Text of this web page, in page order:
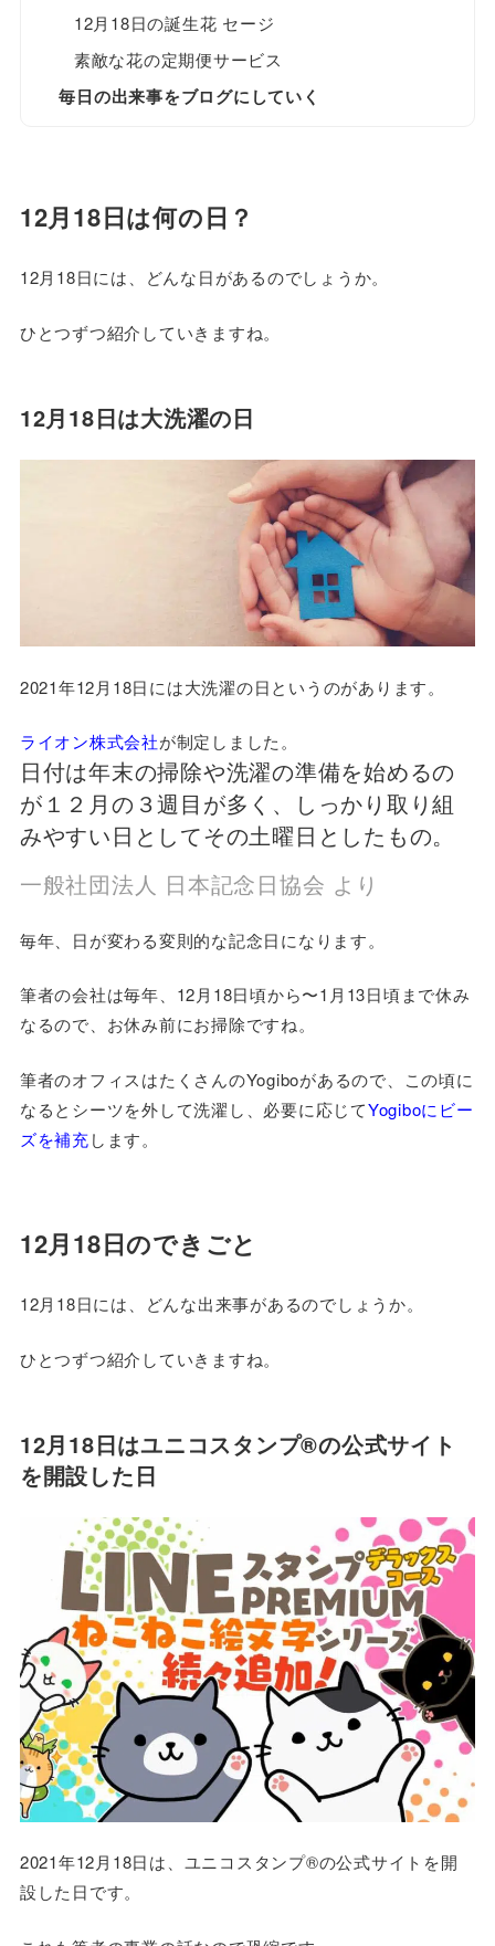
12月18日の誕生花 セージ
素敵な花の定期便サービス
毎日の出来事をブログにしていく
12月18日は何の日？
12月18日には、どんな日があるのでしょうか。
ひとつずつ紹介していきますね。
12月18日は大洗濯の日
2021年12月18日には大洗濯の日というのがあります。
ライオン株式会社が制定しました。
日付は年末の掃除や洗濯の準備を始めるの
が１２月の３週目が多く、しっかり取り組
みやすい日としてその土曜日としたもの。
一般社団法人 日本記念日協会 より
毎年、日が変わる変則的な記念日になります。
筆者の会社は毎年、12月18日頃から〜1月13日頃まで休み
なるので、お休み前にお掃除ですね。
筆者のオフィスはたくさんのYogiboがあるので、この頃に
なるとシーツを外して洗濯し、必要に応じてYogiboにビー
ズを補充します。
12月18日のできごと
12月18日には、どんな出来事があるのでしょうか。
ひとつずつ紹介していきますね。
12月18日はユニコスタンプ®の公式サイト
を開設した日
2021年12月18日は、ユニコスタンプ®の公式サイトを開
設した日です。